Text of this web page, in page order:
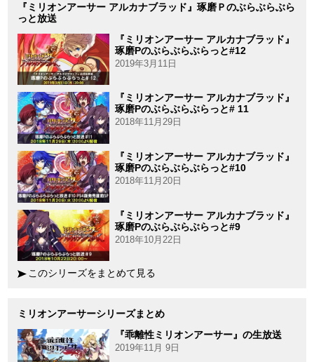
『ミリオンアーサー アルカナブラッド』琢磨Ｐのぶらぶらぶら
っと放送
『ミリオンアーサー アルカナブラッド』
琢磨Pのぶらぶらぶらっと#12
2019年3月11日
『ミリオンアーサー アルカナブラッド』
琢磨Pのぶらぶらぶらっと# 11
2018年11月29日
『ミリオンアーサー アルカナブラッド』
琢磨Pのぶらぶらぶらっと#10
2018年11月20日
『ミリオンアーサー アルカナブラッド』
琢磨Pのぶらぶらぶらっと#9
2018年10月22日
このシリーズをまとめて見る
ミリオンアーサーシリーズまとめ
『乖離性ミリオンアーサー』の生放送
2019年11月 9日